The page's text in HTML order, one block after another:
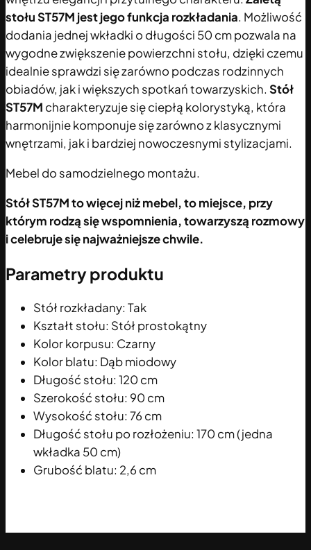
stołu ST57M jest jego funkcja rozkładania. Możliwość
dodania jednej wkładki o długości 50 cm pozwala na
wygodne zwiększenie powierzchni stołu, dzięki czemu
idealnie sprawdzi się zarówno podczas rodzinnych
obiadów, jak i większych spotkań towarzyskich. Stół
ST57M charakteryzuje się ciepłą kolorystyką, która
harmonijnie komponuje się zarówno z klasycznymi
wnętrzami, jak i bardziej nowoczesnymi stylizacjami.
Mebel do samodzielnego montażu.
Stół ST57M to więcej niż mebel, to miejsce, przy
którym rodzą się wspomnienia, towarzyszą rozmowy
i celebruje się najważniejsze chwile.
Parametry produktu
Stół rozkładany: Tak
Kształt stołu: Stół prostokątny
Kolor korpusu: Czarny
Kolor blatu: Dąb miodowy
Długość stołu: 120 cm
Szerokość stołu: 90 cm
Wysokość stołu: 76 cm
Długość stołu po rozłożeniu: 170 cm (jedna
wkładka 50 cm)
Grubość blatu: 2,6 cm